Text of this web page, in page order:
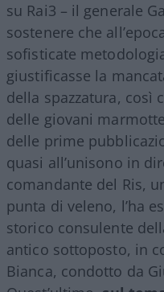
su Rai3 – il generale
sostenere che
sofisticate
giustificasse la
della spazzatura, così
delle giovani
delle prime
quasi all’unisono in
comandante del Ris,
punta di veleno, l’ha
storico consulente
antico sottoposto, in
Bianca, condotto da